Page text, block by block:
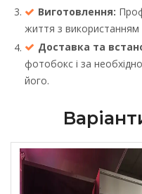
Виготовлення:
життя з використанням
Доставка та
фотобокс і за
його.